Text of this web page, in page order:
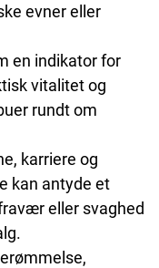
evner eller
en indikator for
vitalitet og
rundt om
karriere og
kan antyde et
eller svaghed